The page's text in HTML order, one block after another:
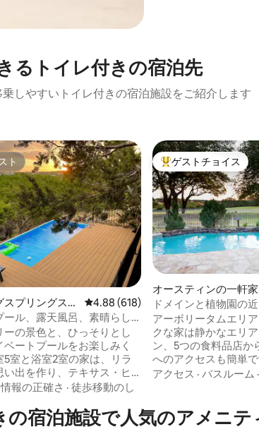
るトイレ付きの宿泊先
しやすいトイレ付きの宿泊施設をご紹介します
つ星の平均評価
ト
ト
スプリングスの
レビュー618件、5つ星中4.88つ星
4.88 (618)
ール、露天風呂、素晴らし
キ
ーの景色と、ひっそりとし
ベートプールをお楽しみく
5室と浴室2室の家は、リラ
い出を作り、テキサス・ヒ
ーを探索するのに最適な場
グエリアには新しい快適
があります。 - 今年は年
業しています！温水（79
情報の正確さ · 徒歩移動のし
大好評のゲストチョ
ゲストチョイス
オースティンの一軒家
ドメインと植物園の
ト・ホライズン」脱
アーボリータムエリ
クな家は静かなエリ
ン、5つの食料品店か
へのアクセスも簡単
Domain &
の場所にあります。
ーム（キング1台、ク
アクセス · バスルーム ·
宿泊施設で人気のアメニテ